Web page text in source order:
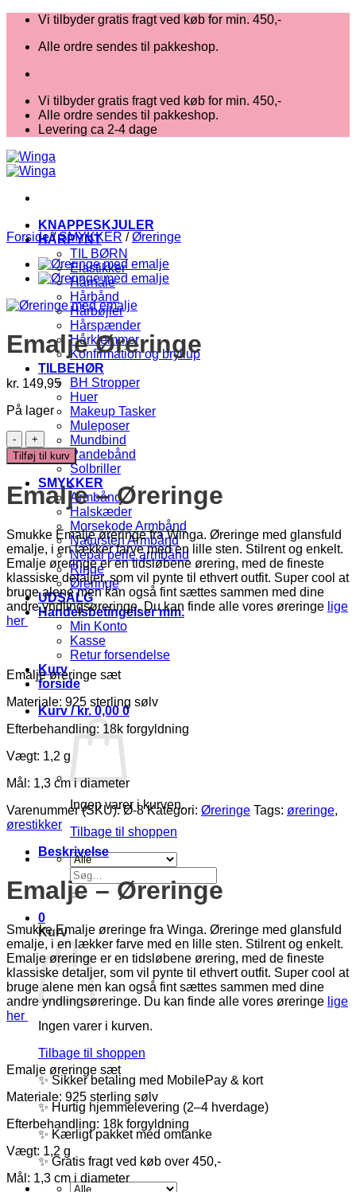
Fortsæt
indhold
Vi tilbyder gratis fragt ved køb for min. 450,-
Alle ordre sendes til pakkeshop.
Vi tilbyder gratis fragt ved køb for min. 450,-
Alle ordre sendes til pakkeshop.
Levering ca 2-4 dage
KNAPPESKJULER
HÅRPYNT
TIL BØRN
Elastikker
Hårnåle
Hårbånd
Hårbøjler
Hårspænder
Hårklemmer
Konfirmation og bryllup
TILBEHØR
BH Stropper
Huer
Makeup Tasker
Muleposer
Mundbind
Pandebånd
Solbriller
SMYKKER
Armbånd
Halskæder
Morsekode Armbånd
Natursten Armbånd
Nepal perle armbånd
Ringe
Øreringe
UDSALG
Handelsbetingelser mm.
Min Konto
Kasse
Retur forsendelse
Kurv
forside
Kurv /kr.0,00 0
Ingen varer i kurven.
Tilbage til shoppen
Søg
efter:
0
Kurv
Ingen varer i kurven.
Tilbage til shoppen
✨ Sikker betaling med MobilePay & kort
✨ Hurtig hjemmelevering (2–4 hverdage)
✨ Kærligt pakket med omtanke
✨ Gratis fragt ved køb over 450,-
Forside / SMYKKER / Øreringe
Emalje Øreringe
kr. 149,95
På lager
Emalje
Øreringe
antal
Tilføj til kurv
Emalje – Øreringe
Smukke Emalje øreringe fra Winga. Øreringe med glansfuld
emalje, i en lækker farve med en lille sten. Stilrent og enkelt.
Emalje øreringe er en tidsløbene ørering, med de fineste
klassiske detaljer, som vil pynte til ethvert outfit. Super cool at
bruge alene men kan også fint sættes sammen med dine
andre yndlingsøreringe. Du kan finde alle vores øreringe lige
her
Emalje øreringe sæt
Materiale: 925 sterling sølv
Efterbehandling: 18k forgyldning
Vægt: 1,2 g
Mål: 1,3 cm i diameter
Varenummer (SKU):Ø-8 Kategori: Øreringe Tags: øreringe,
ørestikker
Beskrivelse
Emalje – Øreringe
Smukke Emalje øreringe fra Winga. Øreringe med glansfuld
emalje, i en lækker farve med en lille sten. Stilrent og enkelt.
Emalje øreringe er en tidsløbene ørering, med de fineste
klassiske detaljer, som vil pynte til ethvert outfit. Super cool at
bruge alene men kan også fint sættes sammen med dine
andre yndlingsøreringe. Du kan finde alle vores øreringe lige
her
Emalje øreringe sæt
Materiale: 925 sterling sølv
Efterbehandling: 18k forgyldning
Vægt: 1,2 g
Mål: 1,3 cm i diameter